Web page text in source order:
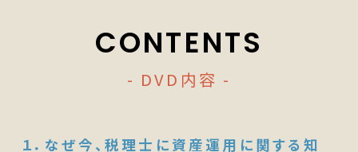
CONTENTS
- DVD内容 -
１．なぜ今、税理士に資産運用に関する知